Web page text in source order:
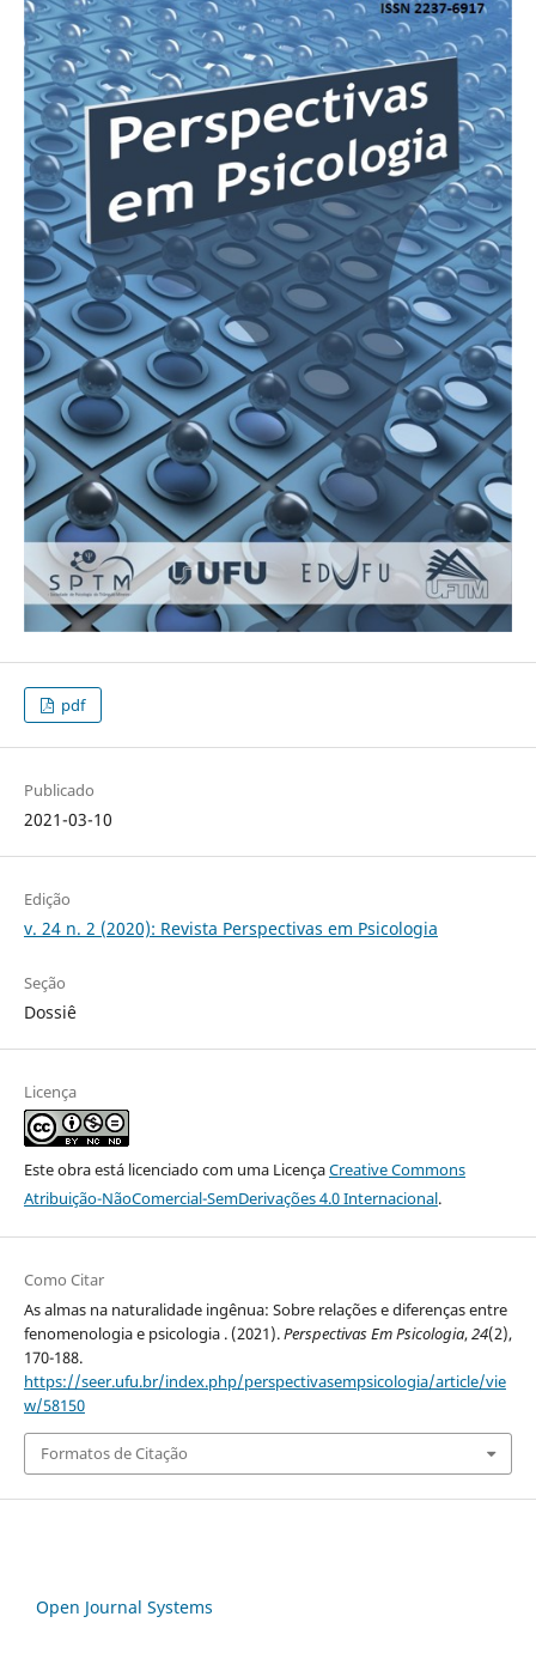
pdf
Publicado
2021-03-10
Edição
v. 24 n. 2 (2020): Revista Perspectivas em Psicologia
Seção
Dossiê
Licença
Este obra está licenciado com uma LicençaCreative Commons
Atribuição-NãoComercial-SemDerivações 4.0 Internacional.
Como Citar
As almas na naturalidade ingênua: Sobre relações e diferenças entre
fenomenologia e psicologia . (2021).Perspectivas Em Psicologia,24(2),
170-188.
https://seer.ufu.br/index.php/perspectivasempsicologia/article/vie
w/58150
Formatos de Citação
Open Journal Systems